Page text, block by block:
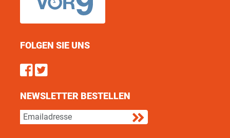
FOLGEN SIE UNS
Find us on Facebook
Follow us on Twitter
NEWSLETTER BESTELLEN